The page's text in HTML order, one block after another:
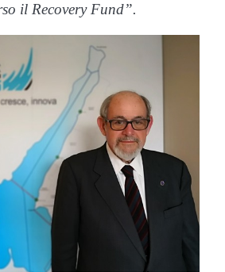
il Recovery Fund”.